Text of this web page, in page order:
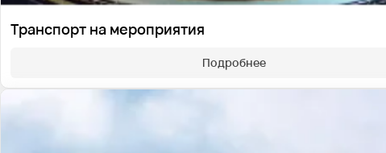
Транспорт на мероприятия
Подробнее